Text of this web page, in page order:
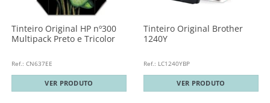
Tinteiro Original HP nº300
Multipack Preto e Tricolor
Ref.: CN637EE
VER PRODUTO
Tinteiro Original Brother
1240Y
Ref.: LC1240YBP
VER PRODUTO